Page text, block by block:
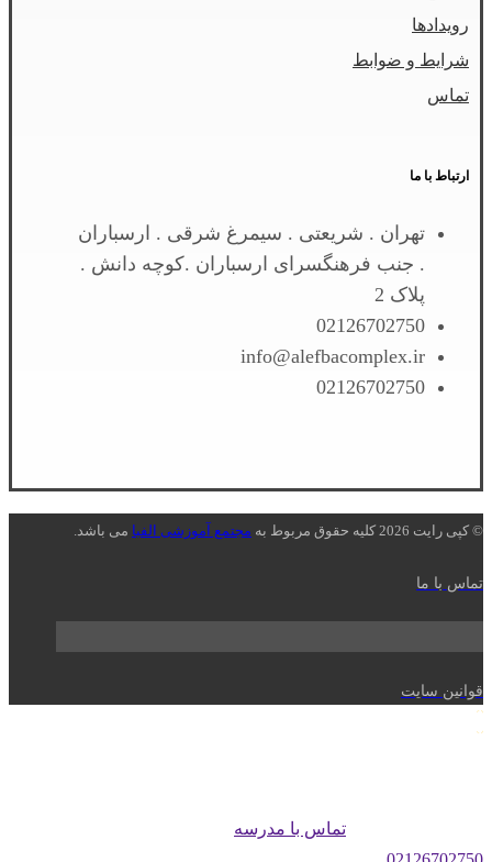
رویدادها
شرایط و ضوابط
تماس
ارتباط با ما
تهران . شریعتی . سیمرغ شرقی . ارسباران
. جنب فرهنگسرای ارسباران .کوچه دانش .
پلاک 2
02126702750
info@alefbacomplex.ir
02126702750
© کپی رایت 2026 کلیه حقوق مربوط به مجتمع آموزشی الفبا می باشد.
تماس با ما
قوانین سایت
تماس با مدرسه